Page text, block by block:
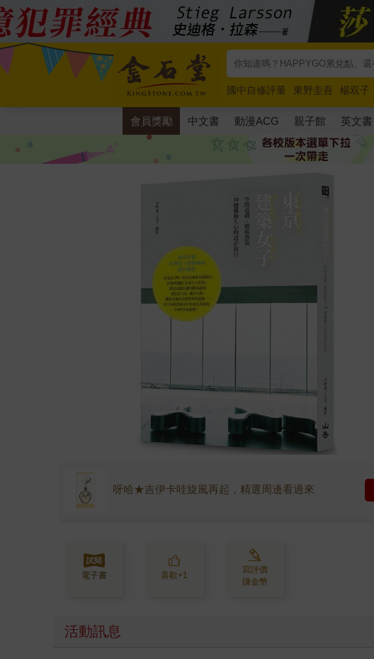
國中自修評量 東野圭吾 楊双子
唯紅花綻放
奧德賽 路邊攤新作
會員獎勵 中文書 動漫ACG 親子館 英文書
呀哈★吉伊卡哇旋風再起，精選周邊看過來
電子書 喜歡+1
寫評價
賺金幣
活動訊息